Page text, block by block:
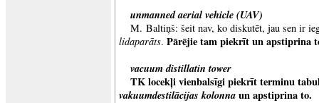
unmanned aerial vehicle (UAV)
M. Baltiņš: šeit nav, ko diskutēt, jau sen ir
lidaparāts. Pārējie tam piekrīt un apstiprina
vacuum distillatin tower
TK locekļi vienbalsīgi piekrīt terminu
vakuumdestilācijas kolonnaun apstiprina to.